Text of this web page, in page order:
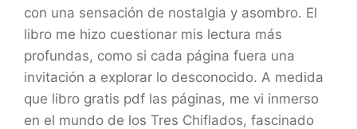
con una sensación de nostalgia y asombro. El
libro me hizo cuestionar mis lectura más
profundas, como si cada página fuera una
invitación a explorar lo desconocido. A medida
que libro gratis pdf las páginas, me vi inmerso
en el mundo de los Tres Chiflados, fascinado